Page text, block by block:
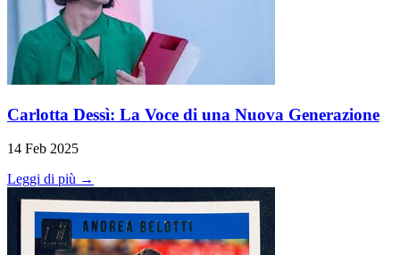
Carlotta Dessì: La Voce di una Nuova Generazione
14 Feb 2025
Leggi di più →